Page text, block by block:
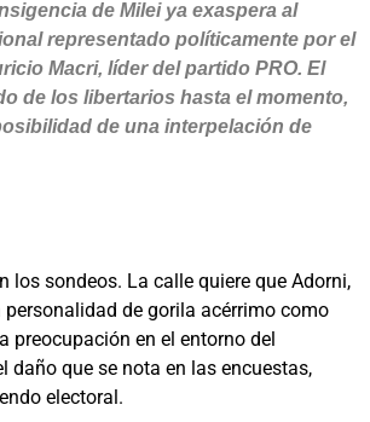
de Milei ya exaspera al
representado políticamente por el
Macri, líder del partido PRO. El
de los libertarios hasta el momento,
de una interpelación de
los sondeos. La calle quiere que Adorni,
de gorila acérrimo como
preocupación en el entorno del
daño que se nota en las encuestas,
electoral.